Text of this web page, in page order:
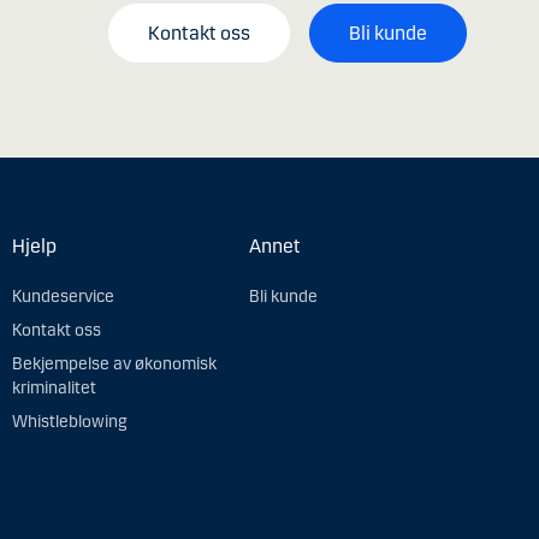
Kontakt oss Bli kunde
Hjelp
Kundeservice
Kontakt oss
Bekjempelse av økonomisk
kriminalitet
Whistleblowing
Annet
Bli kunde